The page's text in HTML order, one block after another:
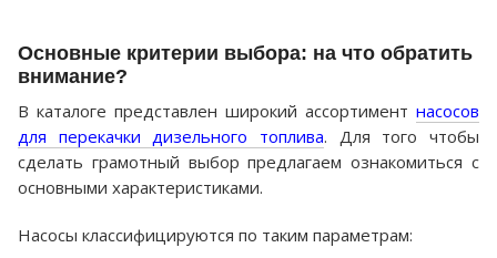
Основные критерии выбора: на что обратить
внимание?
В каталоге представлен широкий ассортимент насосов
для перекачки дизельного топлива. Для того чтобы
сделать грамотный выбор предлагаем ознакомиться с
основными характеристиками.
Насосы классифицируются по таким параметрам: